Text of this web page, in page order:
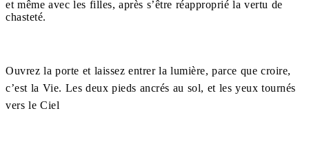
et même avec les filles, après s’être réapproprié la vertu de
chasteté.
Ouvrez la porte et laissez entrer la lumière, parce que croire,
c’est la Vie. Les deux pieds ancrés au sol, et les yeux tournés
vers le Ciel